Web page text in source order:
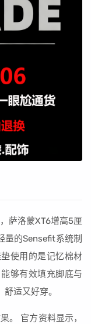
萨洛蒙XT6增高5厘
量的Sensefit系统制
使用的是记忆棉材
够有效填充脚底与
适又好穿。
。 官方资料显示，